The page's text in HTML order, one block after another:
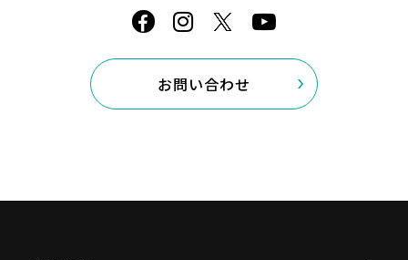
お問い合わせ